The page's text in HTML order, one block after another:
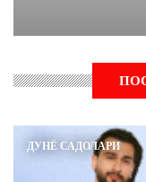
ДУНЁ САДОЛАРИ